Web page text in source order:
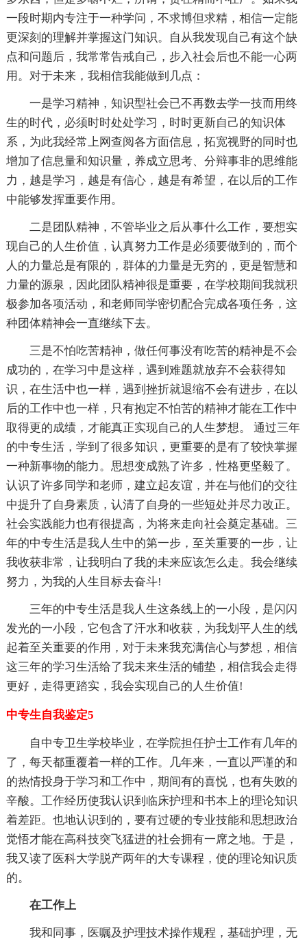
一段时期内专注于一种学问，不求博但求精，相信一定能
更深刻的理解并掌握这门知识。自从我发现自己有这个缺
点和问题后，我常常告戒自己，步入社会后也不能一心两
用。对于未来，我相信我能做到几点：
一是学习精神，知识型社会已不再数去学一技而用终
生的时代，必须时时处处学习，时时更新自己的知识体
系，为此我经常上网查阅各方面信息，拓宽视野的同时也
增加了信息量和知识量，养成立思考、分辩事非的思维能
力，越是学习，越是有信心，越是有希望，在以后的工作
中能够发挥重要作用。
二是团队精神，不管毕业之后从事什么工作，要想实
现自己的人生价值，认真努力工作是必须要做到的，而个
人的力量总是有限的，群体的力量是无穷的，更是智慧和
力量的源泉，因此团队精神很是重要，在学校期间我就积
极参加各项活动，和老师同学密切配合完成各项任务，这
种团体精神会一直继续下去。
三是不怕吃苦精神，做任何事没有吃苦的精神是不会
成功的，在学习中是这样，遇到难题就放弃不会获得知
识，在生活中也一样，遇到挫折就退缩不会有进步，在以
后的工作中也一样，只有抱定不怕苦的精神才能在工作中
取得更的成绩，才能真正实现自己的人生梦想。 通过三年
的中专生活，学到了很多知识，更重要的是有了较快掌握
一种新事物的能力。思想变成熟了许多，性格更坚毅了。
认识了许多同学和老师，建立起友谊，并在与他们的交往
中提升了自身素质，认清了自身的一些短处并尽力改正。
社会实践能力也有很提高，为将来走向社会奠定基础。三
年的中专生活是我人生中的第一步，至关重要的一步，让
我收获非常，让我明白了我的未来应该怎么走。我会继续
努力，为我的人生目标去奋斗!
三年的中专生活是我人生这条线上的一小段，是闪闪
发光的一小段，它包含了汗水和收获，为我划平人生的线
起着至关重要的作用，对于未来我充满信心与梦想，相信
这三年的学习生活给了我未来生活的铺垫，相信我会走得
更好，走得更踏实，我会实现自己的人生价值!
中专生自我鉴定5
自中专卫生学校毕业，在学院担任护士工作有几年的
了，每天都重覆着一样的工作。几年来，一直以严谨的和
的热情投身于学习和工作中，期间有的喜悦，也有失败的
辛酸。工作经历使我认识到临床护理和书本上的理论知识
着差距。也地认识到的，要有过硬的专业技能和思想政治
觉悟才能在高科技突飞猛进的社会拥有一席之地。于是，
我又读了医科大学脱产两年的大专课程，使的理论知识质
的。
在工作上
我和同事，医嘱及护理技术操作规程，基础护理，无